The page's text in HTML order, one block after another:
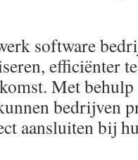
software
efficiënter
Met
bedrijven
aansluiten bij